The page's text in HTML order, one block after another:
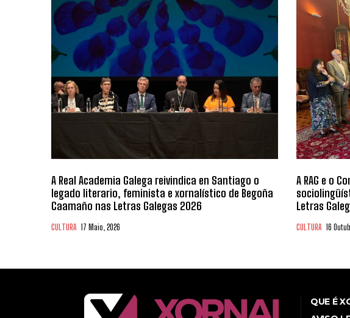
A Real Academia Galega reivindica en Santiago o
legado literario, feminista e xornalístico de Begoña
Caamaño nas Letras Galegas 2026
CULTURA 17 Maio, 2026
A RAG e o
Letras
CULTURA 16
QUE É